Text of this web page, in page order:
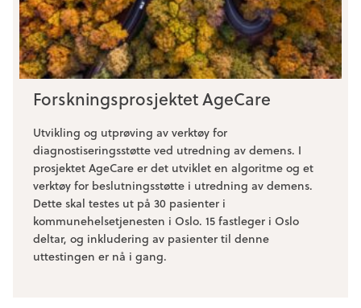
Forskningsprosjektet AgeCare
Utvikling og utprøving av verktøy for
diagnostiseringsstøtte ved utredning av demens. I
prosjektet AgeCare er det utviklet en algoritme og et
verktøy for beslutningsstøtte i utredning av demens.
Dette skal testes ut på 30 pasienter i
kommunehelsetjenesten i Oslo. 15 fastleger i Oslo
deltar, og inkludering av pasienter til denne
uttestingen er nå i gang.